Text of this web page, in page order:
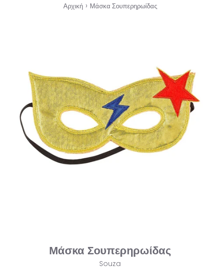
Αρχική › Μάσκα Σουπερηρωίδας
Μάσκα Σουπερηρωίδας
Souza